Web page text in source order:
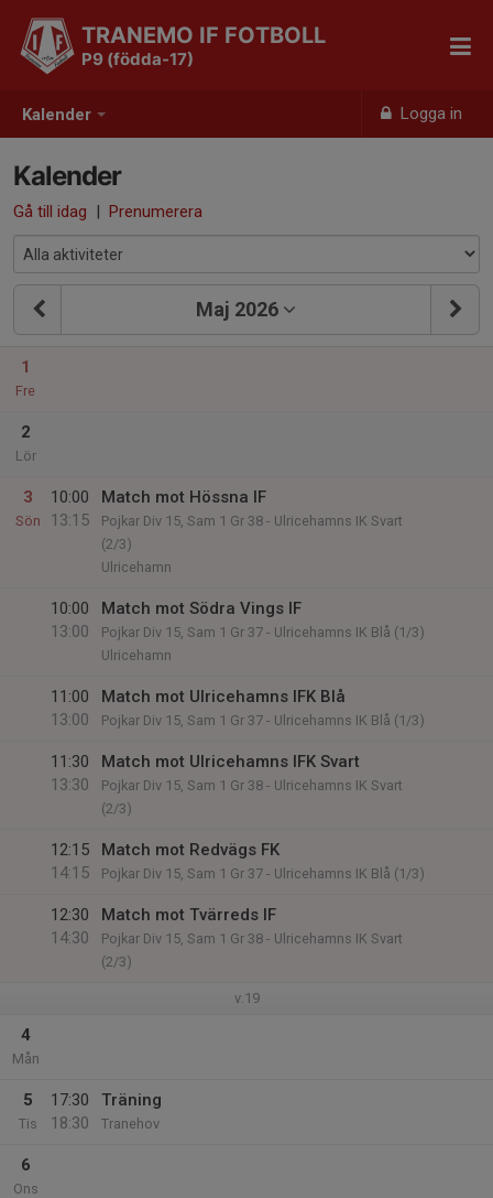
Kalender Logga in
TRANEMO IF FOTBOLL
P9 (födda-17)
Kalender
Gå till idag | Prenumerera
Maj 2026
1
Fre
2
Lör
3
Sön
10:00
13:15
Match mot Hössna IF
Pojkar Div 15, Sam 1 Gr 38 - Ulricehamns IK Svart
(2/3)
Ulricehamn
10:00
13:00
Match mot Södra Vings IF
Pojkar Div 15, Sam 1 Gr 37 - Ulricehamns IK Blå (1/3)
Ulricehamn
11:00
13:00
Match mot Ulricehamns IFK Blå
Pojkar Div 15, Sam 1 Gr 37 - Ulricehamns IK Blå (1/3)
11:30
13:30
Match mot Ulricehamns IFK Svart
Pojkar Div 15, Sam 1 Gr 38 - Ulricehamns IK Svart
(2/3)
12:15
14:15
Match mot Redvägs FK
Pojkar Div 15, Sam 1 Gr 37 - Ulricehamns IK Blå (1/3)
12:30
14:30
Match mot Tvärreds IF
Pojkar Div 15, Sam 1 Gr 38 - Ulricehamns IK Svart
(2/3)
v.19
4
Mån
5
Tis
17:30
18:30
Träning
Tranehov
6
Ons